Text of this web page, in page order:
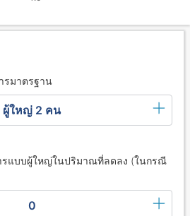
รมาตรฐาน
ผู้ใหญ่ 2 คน
รแบบผู้ใหญ่ในปริมาณที่ลดลง (ในกรณี
0